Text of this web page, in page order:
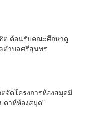
ต ต้อนรับคณะศึกษาดู
ตำบลศรีสุนทร
จัดโครงการห้องสมุดมี
ดาห์ห้องสมุด”